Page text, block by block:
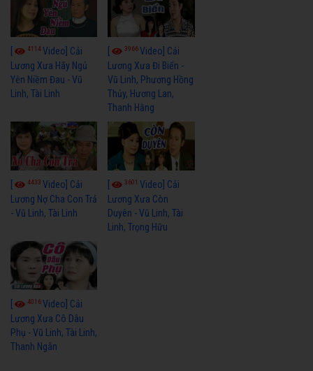
4114Video] Cải
Lương Xưa Hãy Ngủ
Yên Niềm Đau - Vũ
Linh, Tài Linh
3966Video] Cải
Lương Xưa Đi Biển -
Vũ Linh, Phương Hồng
Thủy, Hương Lan,
Thanh Hằng
4433 Video] Cải
Lương Nợ Cha Con Trả
- Vũ Linh, Tài Linh
3601Video] Cải
Lương Xưa Còn
Duyên - Vũ Linh, Tài
Linh, Trọng Hữu
[ 4016Video] Cải
Lương Xưa Cô Dâu
Phụ - Vũ Linh, Tài Linh,
Thanh Ngân